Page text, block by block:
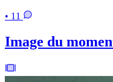
• 11
Image du